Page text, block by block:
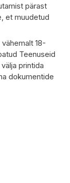
pärast
et muudetud
18-
Teenuseid
printida
dokumentide